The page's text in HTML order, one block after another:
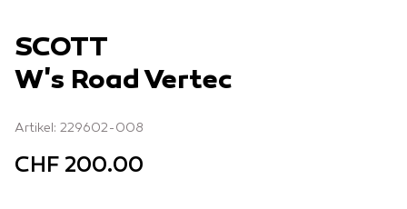
SCOTT
W's Road Vertec
Artikel: 229602-008
CHF 200.00